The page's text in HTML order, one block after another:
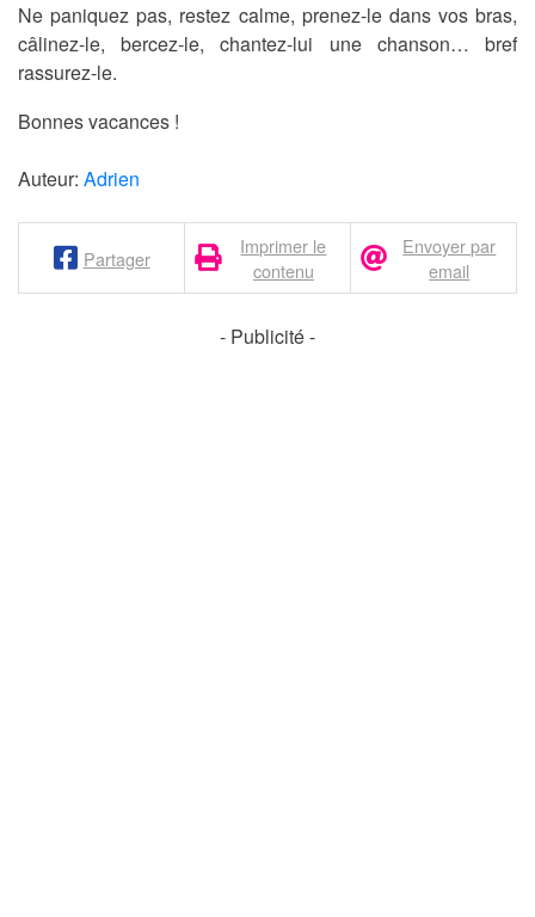
Ne paniquez pas, restez calme, prenez-le dans vos bras,
câlinez-le, bercez-le, chantez-lui une chanson… bref
rassurez-le.
Bonnes vacances !
Auteur: Adrien
Partager
Imprimer le
contenu
Envoyer par
email
- Publicité -